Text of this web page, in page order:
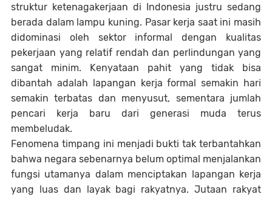
struktur ketenagakerjaan di Indonesia justru sedang
berada dalam lampu kuning. Pasar kerja saat ini masih
didominasi oleh sektor informal dengan kualitas
pekerjaan yang relatif rendah dan perlindungan yang
sangat minim. Kenyataan pahit yang tidak bisa
dibantah adalah lapangan kerja formal semakin hari
semakin terbatas dan menyusut, sementara jumlah
pencari kerja baru dari generasi muda terus
membeludak.
Fenomena timpang ini menjadi bukti tak terbantahkan
bahwa negara sebenarnya belum optimal menjalankan
fungsi utamanya dalam menciptakan lapangan kerja
yang luas dan layak bagi rakyatnya. Jutaan rakyat